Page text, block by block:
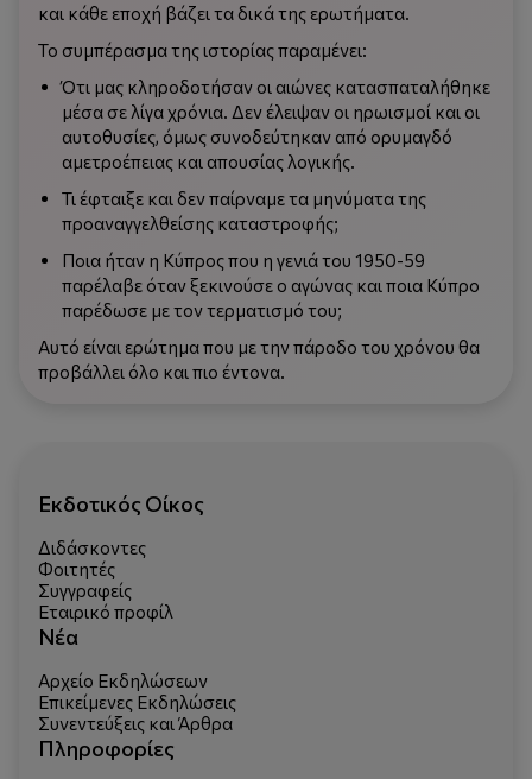
και κάθε εποχή βάζει τα δικά της ερωτήματα.
Το συμπέρασμα της ιστορίας παραμένει:
Ότι μας κληροδοτήσαν οι αιώνες κατασπαταλήθηκε
μέσα σε λίγα χρόνια. Δεν έλειψαν οι ηρωισμοί και οι
αυτοθυσίες, όμως συνοδεύτηκαν από ορυμαγδό
αμετροέπειας και απουσίας λογικής.
Τι έφταιξε και δεν παίρναμε τα μηνύματα της
προαναγγελθείσης καταστροφής;
Ποια ήταν η Κύπρος που η γενιά του 1950-59
παρέλαβε όταν ξεκινούσε ο αγώνας και ποια Κύπρο
παρέδωσε με τον τερματισμό του;
Αυτό είναι ερώτημα που με την πάροδο του χρόνου θα
προβάλλει όλο και πιο έντονα.
Εκδοτικός Οίκος
Διδάσκοντες
Φοιτητές
Συγγραφείς
Εταιρικό προφίλ
Νέα
Αρχείο Εκδηλώσεων
Επικείμενες Εκδηλώσεις
Συνεντεύξεις και Άρθρα
Πληροφορίες